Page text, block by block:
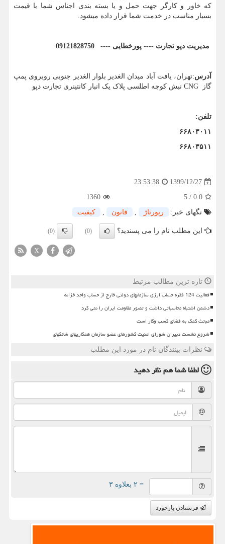
که خاور و کارگر جهت حمل و یا بسته بندی اجناس شما با قیمت
بسیار مناسب در خدمت شما قرار داده میشود.
مدیریت دپو تجارت ---- پورخطایی ---- 09121828750
آدرس:تهران، یافت آباد میدان الغدیر بلوار الغدیر جنوبی روبروی پمپ
گاز CNG نبش کوچه اطلسی پلاک یک انبار کانتینری تجارت دپو
تلفن:
۶۶۸۰۳۰۱۱
۶۶۸۰۳۵۱۱
1399/12/27
23:53:38
0.0
/
5
1360
تگهای خبر:
رپورتاژ , قانون , كیفیت
این مطلب نام را می پسندید؟ (0)
(0)
X
تازه ترین مطالب مرتبط
فعالیت 124 فقره حساب ارزی سازمانهای دولتی خارج از حساب واحد خزانه
دشمن اشتباه محاسباتی داشت و تصور مقاومت ایران را نمی کرد
مبحث کمک به فضای کسب وکار است
شروع نشست دبیران شورای امنیت کشورهای عضو سازمان همکاریهای شانگهای
نظرات بینندگان نام در مورد این مطلب
لطفا شما همنظر دهید
= ۲ بعلاوه ۳
فرستادن بازخورد